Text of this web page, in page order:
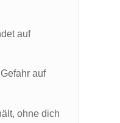
auf
auf
ohne dich